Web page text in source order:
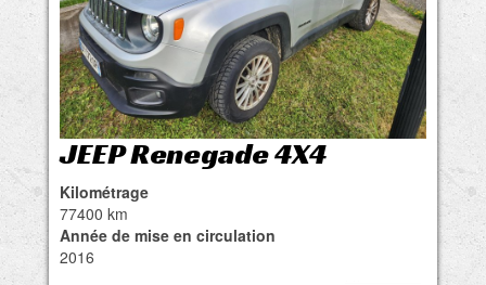
JEEP Renegade 4X4
Kilométrage
77400 km
Année de mise en circulation
2016